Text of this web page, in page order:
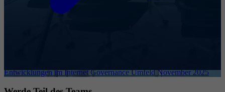
Entwicklungen im Internet Governance Umfeld November 2025